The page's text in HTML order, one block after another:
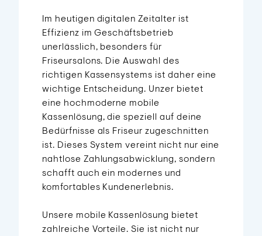
Im heutigen digitalen Zeitalter ist
Effizienz im Geschäftsbetrieb
unerlässlich, besonders für
Friseursalons. Die Auswahl des
richtigen Kassensystems ist daher eine
wichtige Entscheidung. Unzer bietet
eine hochmoderne mobile
Kassenlösung, die speziell auf deine
Bedürfnisse als Friseur zugeschnitten
ist. Dieses System vereint nicht nur eine
nahtlose Zahlungsabwicklung, sondern
schafft auch ein modernes und
komfortables Kundenerlebnis.
Unsere mobile Kassenlösung bietet
zahlreiche Vorteile. Sie ist nicht nur